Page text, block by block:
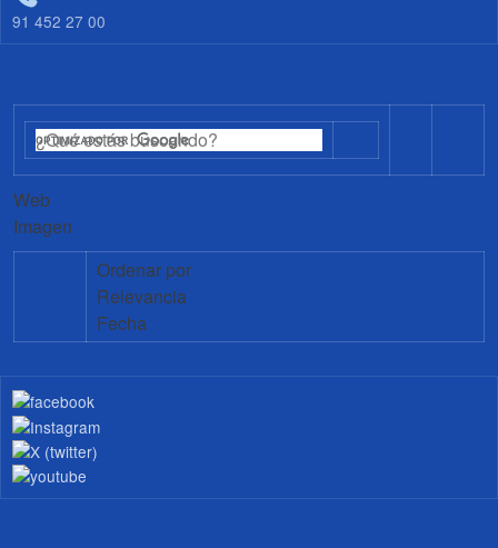
91 452 27 00
Web
Imagen
Ordenar por
Relevancia
Fecha